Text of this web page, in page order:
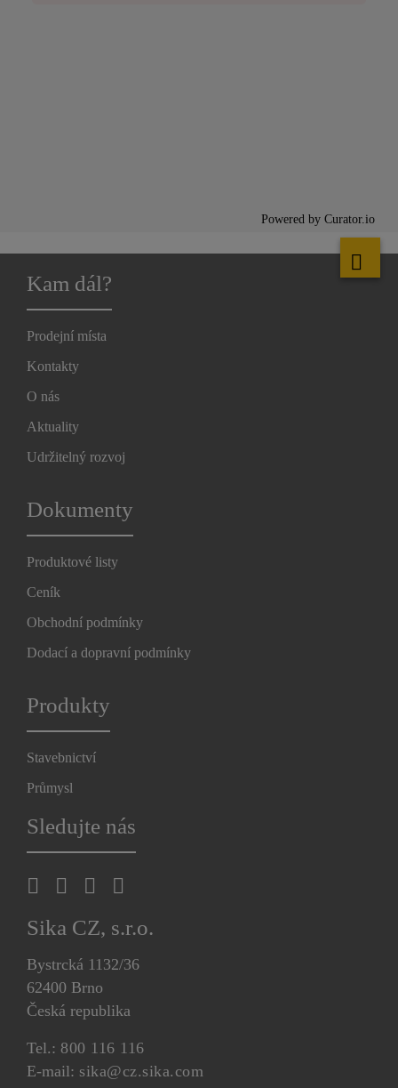
Powered by Curator.io
Kam dál?
Prodejní místa
Kontakty
O nás
Aktuality
Udržitelný rozvoj
Dokumenty
Produktové listy
Ceník
Obchodní podmínky
Dodací a dopravní podmínky
Produkty
Stavebnictví
Průmysl
Sledujte nás
Sika CZ, s.r.o.
Bystrcká 1132/36
62400 Brno
Česká republika
Tel.: 800 116 116
E-mail: sika@cz.sika.com